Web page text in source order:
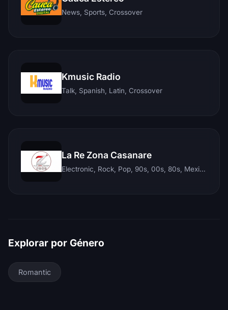
News, Sports, Crossover
Kmusic Radio
Talk, Spanish, Latin, Crossover
La Re Zona Casanare
Electronic, Rock, Pop, 90s, 00s, 80s, Mexican, Ranchera, Reggaeton, Instrumental, Salsa, Merengue, Tropical, Romantic, Vallenato, Llanera
Explorar por Género
Romantic